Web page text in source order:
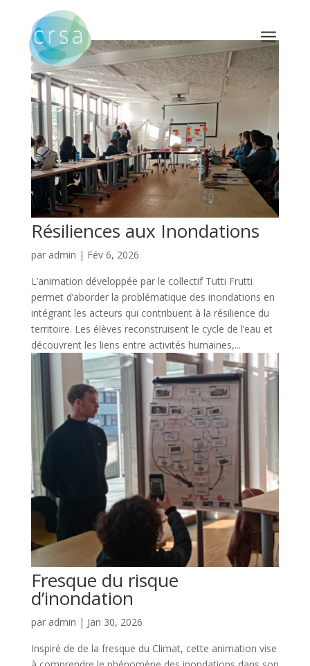
a
Résiliences aux Inondations
par admin | Fév 6, 2026
L’animation développée par le collectif Tutti Frutti
permet d’aborder la problématique des inondations en
intégrant les acteurs qui contribuent à la résilience du
territoire. Les élèves reconstruisent le cycle de l’eau et
découvrent les liens entre activités humaines,...
Fresque du risque
d’inondation
par admin | Jan 30, 2026
Inspiré de de la fresque du Climat, cette animation vise